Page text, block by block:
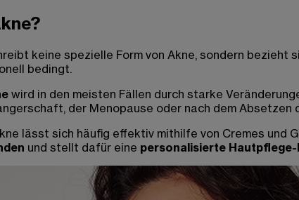
keine spezielle Form von Akne, sondern bezieht
bedingt.
wird in den meisten Fällen durch starke
der Menopause oder nach dem Absetzen
lässt sich häufig effektiv mithilfe von Cremes und
und stellt dafür eine personalisierte